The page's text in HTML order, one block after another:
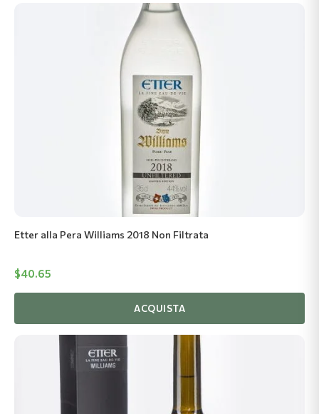
Etter alla Pera Williams 2018 Non Filtrata
$40.65
ACQUISTA